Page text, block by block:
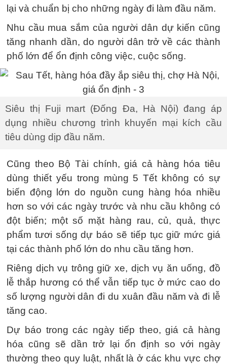
lại và chuẩn bị cho những ngày đi làm đầu năm.
Nhu cầu mua sắm của người dân dự kiến cũng
tăng nhanh dần, do người dân trở về các thành
phố lớn để ổn định công việc, cuộc sống.
Siêu thị Fuji mart (Đống Đa, Hà Nội) đang áp
dụng nhiều chương trình khuyến mại kích cầu
tiêu dùng dịp đầu năm.
Cũng theo Bộ Tài chính, giá cả hàng hóa tiêu
dùng thiết yếu trong mùng 5 Tết không có sự
biến động lớn do nguồn cung hàng hóa nhiều
hơn so với các ngày trước và nhu cầu không có
đột biến; một số mặt hàng rau, củ, quả, thực
phẩm tươi sống dự báo sẽ tiếp tục giữ mức giá
tại các thành phố lớn do nhu cầu tăng hơn.
Riêng dịch vụ trông giữ xe, dịch vụ ăn uống, đồ
lễ thắp hương có thể vẫn tiếp tục ở mức cao do
số lượng người dân đi du xuân đầu năm và đi lễ
tăng cao.
Dự báo trong các ngày tiếp theo, giá cả hàng
hóa cũng sẽ dần trở lại ổn định so với ngày
thường theo quy luật, nhất là ở các khu vực chợ